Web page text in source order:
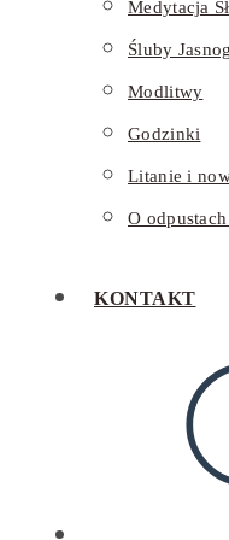
Medytacja
Śluby
Modlitwy
Godzinki
Litanie i
O
KONTAKT